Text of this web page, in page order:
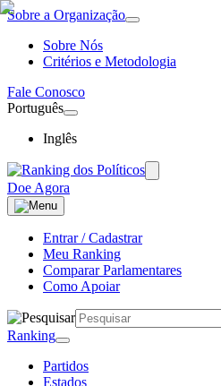
Sobre a Organização
Sobre Nós
Critérios e Metodologia
Fale Conosco
Português
Inglês
Doe Agora
Entrar / Cadastrar
Meu Ranking
Comparar Parlamentares
Como Apoiar
Ranking
Partidos
Estados